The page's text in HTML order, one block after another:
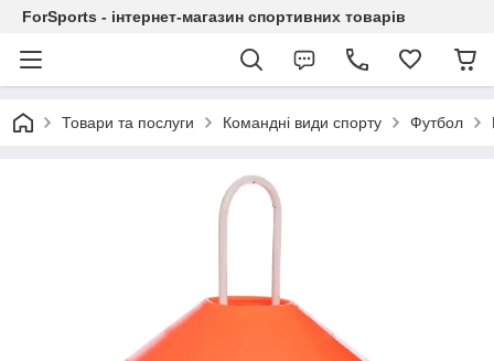
ForSports - інтернет-магазин спортивних товарів
Товари та послуги Командні види спорту Футбол